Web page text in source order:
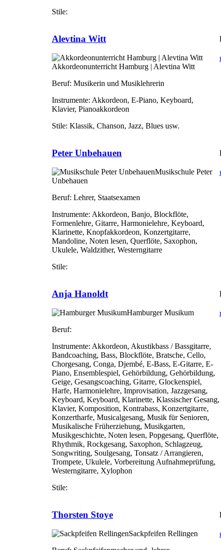
Stile:
Alevtina Witt
Akkordeonunterricht Hamburg | Alevtina Witt
Beruf: Musikerin und Musiklehrerin
Instrumente: Akkordeon, E-Piano, Keyboard,
Klavier, Pianoakkordeon
Stile: Klassik, Chanson, Jazz, Blues usw.
Peter Unbehauen
Musikschule Peter
Unbehauen
Beruf: Lehrer, Staatsexamen
Instrumente: Akkordeon, Banjo, Blockflöte,
Formenlehre, Gitarre, Harmonielehre, Keyboard,
Klarinette, Knopfakkordeon, Konzertgitarre,
Mandoline, Noten lesen, Querflöte, Saxophon,
Ukulele, Waldzither, Westerngitarre
Stile:
Anja Hanoldt
Hamburger Musikum
Beruf:
Instrumente: Akkordeon, Akustikbass / Bassgitarre,
Bandcoaching, Bass, Blockflöte, Bratsche, Cello,
Chorgesang, Conga, Djembé, E-Bass, E-Gitarre, E-
Piano, Ensemblespiel, Gehörbildung, Gehörbildung,
Geige, Gesangscoaching, Gitarre, Glockenspiel,
Harfe, Harmonielehre, Improvisation, Jazzgesang,
Keyboard, Keyboard, Klarinette, Klassischer Gesang,
Klavier, Komposition, Kontrabass, Konzertgitarre,
Konzertharfe, Musicalgesang, Musik für Senioren,
Musikalische Früherziehung, Musikgarten,
Musikgeschichte, Noten lesen, Popgesang, Querflöte,
Rhythmik, Rockgesang, Saxophon, Schlagzeug,
Songwriting, Soulgesang, Tonsatz / Arrangieren,
Trompete, Ukulele, Vorbereitung Aufnahmeprüfung,
Westerngitarre, Xylophon
Stile:
Thorsten Stoye
Sackpfeifen Rellingen